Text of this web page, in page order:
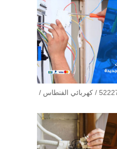
كهربائي الفنطاس / 52227340 / كهربائي الفنطاس /